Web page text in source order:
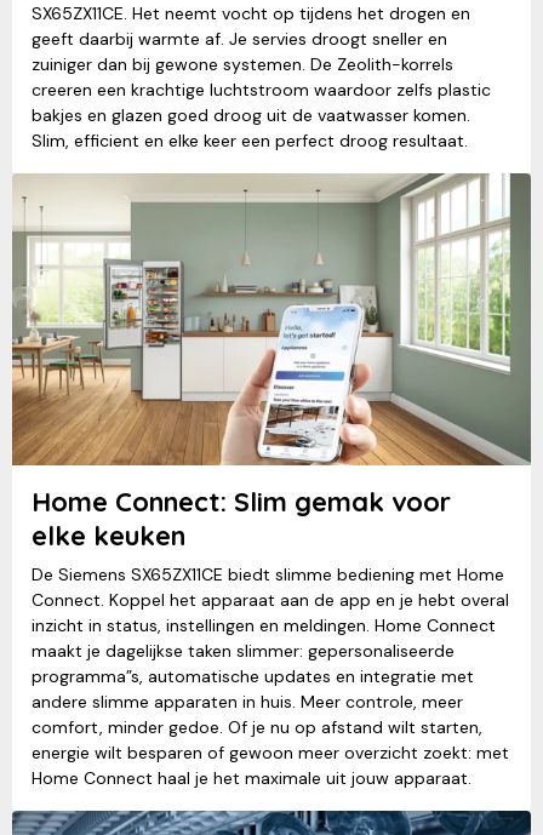
SX65ZX11CE. Het neemt vocht op tijdens het drogen en
geeft daarbij warmte af. Je servies droogt sneller en
zuiniger dan bij gewone systemen. De Zeolith-korrels
creeren een krachtige luchtstroom waardoor zelfs plastic
bakjes en glazen goed droog uit de vaatwasser komen.
Slim, efficient en elke keer een perfect droog resultaat.
Home Connect: Slim gemak voor
elke keuken
De Siemens SX65ZX11CE biedt slimme bediening met Home
Connect. Koppel het apparaat aan de app en je hebt overal
inzicht in status, instellingen en meldingen. Home Connect
maakt je dagelijkse taken slimmer: gepersonaliseerde
programma”s, automatische updates en integratie met
andere slimme apparaten in huis. Meer controle, meer
comfort, minder gedoe. Of je nu op afstand wilt starten,
energie wilt besparen of gewoon meer overzicht zoekt: met
Home Connect haal je het maximale uit jouw apparaat.